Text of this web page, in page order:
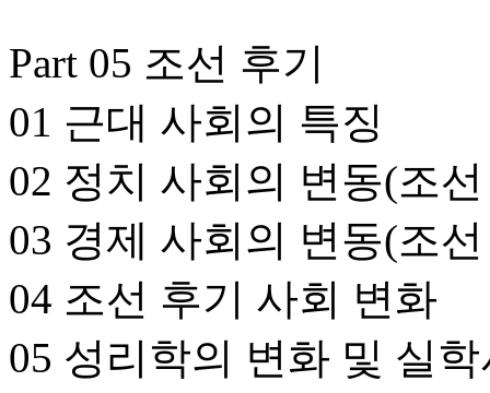
Part 05 조선 후기
01 근대 사회의 특징
02 정치 사회의 변동(조
03 경제 사회의 변동(조
04 조선 후기 사회 변화
05 성리학의 변화 및 실